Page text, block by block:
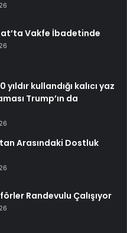
Vakfe İbadetinde
yıldır kullandığı kalıcı yaz
Trump’ın da
Arasındaki Dostluk
Randevulu Çalışıyor